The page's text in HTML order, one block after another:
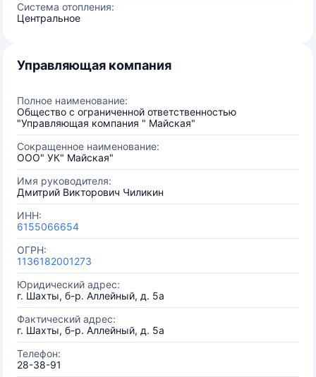
Система отопления:
Центральное
Управляющая компания
Полное наименование:
Общество с ограниченной ответственностью
"Управляющая компания " Майская"
Сокращенное наименование:
ООО" УК" Майская"
Имя руководителя:
Дмитрий Викторович Чиликин
ИНН:
6155066654
ОГРН:
1136182001273
Юридический адрес:
г. Шахты, б-р. Аллейный, д. 5а
Фактический адрес:
г. Шахты, б-р. Аллейный, д. 5а
Телефон:
28-38-91